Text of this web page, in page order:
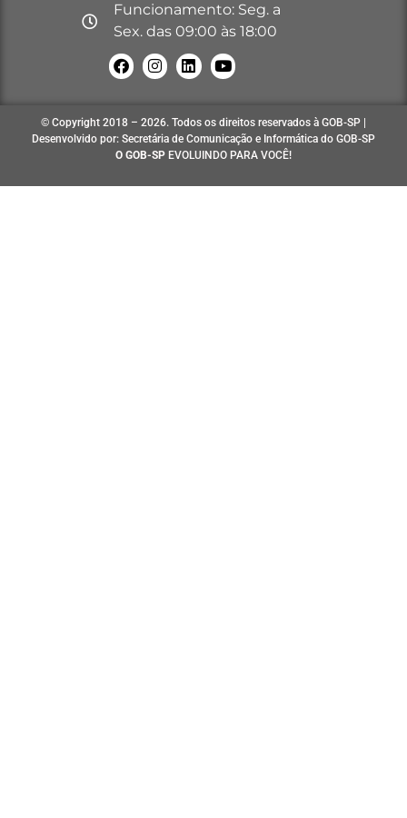
Funcionamento: Seg. a
Sex. das 09:00 às 18:00
© Copyright 2018 – 2026. Todos os direitos reservados à GOB-SP |
Desenvolvido por: Secretária de Comunicação e Informática do GOB-SP
O GOB-SP EVOLUINDO PARA VOCÊ!